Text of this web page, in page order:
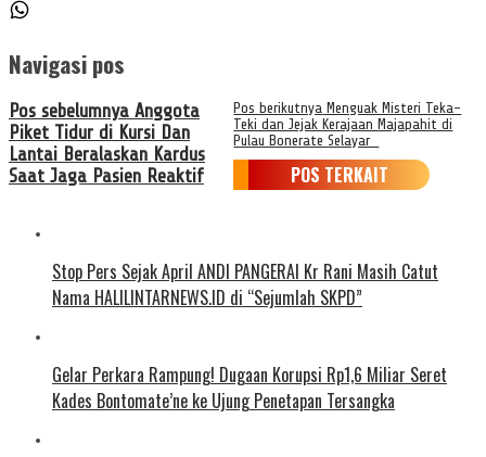
Navigasi pos
Pos sebelumnya Anggota
Piket Tidur di Kursi Dan
Lantai Beralaskan Kardus
Saat Jaga Pasien Reaktif
Pos berikutnya Menguak Misteri Teka-
Teki dan Jejak Kerajaan Majapahit di
Pulau Bonerate Selayar
POS TERKAIT
Stop Pers Sejak April ANDI PANGERAI Kr Rani Masih Catut
Nama HALILINTARNEWS.ID di “Sejumlah SKPD”
Gelar Perkara Rampung! Dugaan Korupsi Rp1,6 Miliar Seret
Kades Bontomate’ne ke Ujung Penetapan Tersangka